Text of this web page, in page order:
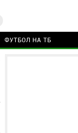
ФУТБОЛ НА ТБ